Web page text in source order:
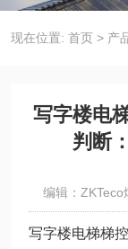
现在位置: 首页 > 产
写字楼电
判断
编辑：ZKTeco
写字楼电梯梯